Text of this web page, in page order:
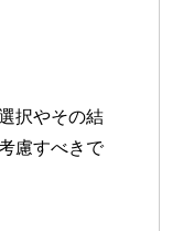
択やその結
慮すべきで